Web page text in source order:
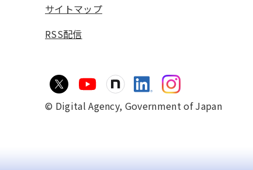
サイトマップ
RSS配信
© Digital Agency, Government of Japan